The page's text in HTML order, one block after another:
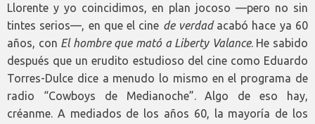
Llorente y yo coincidimos, en plan jocoso —pero no sin
tintes serios—, en que el cine de verdadacabó hace ya 60
años, con El hombre que mató a Liberty Valance. He sabido
después que un erudito estudioso del cine como Eduardo
Torres-Dulce dice a menudo lo mismo en el programa de
radio “Cowboys de Medianoche”. Algo de eso hay,
créanme. A mediados de los años 60, la mayoría de los